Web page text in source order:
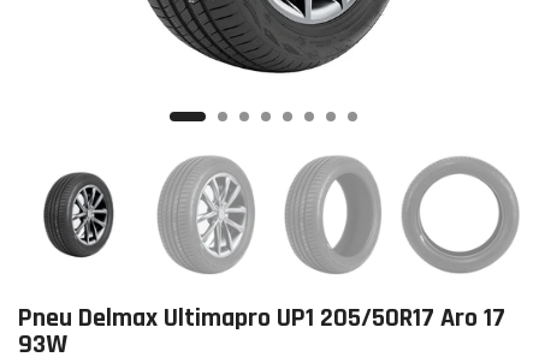
Pneu Delmax Ultimapro UP1 205/50R17 Aro 17
93W